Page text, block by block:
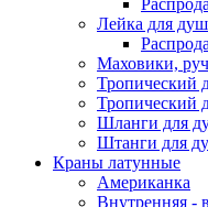
Лейка для
Маховики,
Тропический
Тропический
Шланги для
Штанги для
Краны латунные
Американка
Внутренняя -